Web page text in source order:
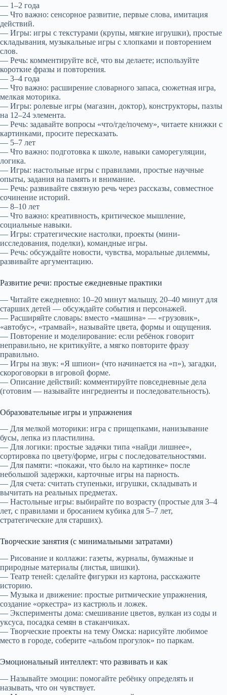
— 1–2 года
— Что важно: сенсорное развитие, первые слова, имитация
действий.
— Игры: игры с текстурами (крупы, мягкие игрушки), простые
складывания, музыкальные игры с хлопками и повторением
слов.
— Речь: комментируйте всё, что вы делаете; используйте
короткие фразы и повторения.
— 3–4 года
— Что важно: расширение словарного запаса, сюжетная игра,
мелкая моторика.
— Игры: ролевые игры (магазин, доктор), конструкторы, пазлы
на 12–24 элемента.
— Речь: задавайте вопросы «что/где/почему», читаете книжки с
картинками, просите пересказать.
— 5–7 лет
— Что важно: подготовка к школе, навыки саморегуляции,
логика.
— Игры: настольные игры с правилами, простые научные
опыты, задания на память и внимание.
— Речь: развивайте связную речь через рассказы, совместное
сочинение историй.
— 8–10 лет
— Что важно: креативность, критическое мышление,
социальные навыки.
— Игры: стратегические настолки, проекты (мини-
исследования, поделки), командные игры.
— Речь: обсуждайте новости, чувства, моральные дилеммы,
развивайте аргументацию.
Развитие речи: простые ежедневные практики
— Читайте ежедневно: 10–20 минут малышу, 20–40 минут для
старших детей — обсуждайте события и персонажей.
— Расширяйте словарь: вместо «машина» — «грузовик»,
«автобус», «трамвай», называйте цвета, формы и ощущения.
— Повторение и моделирование: если ребёнок говорит
неправильно, не критикуйте, а мягко повторите фразу
правильно.
— Игры на звук: «Я шпион» (что начинается на «п»), загадки,
скороговорки в игровой форме.
— Описание действий: комментируйте повседневные дела
(готовим — называйте ингредиенты и последовательность).
Образовательные игры и упражнения
— Для мелкой моторики: игра с прищепками, нанизывание
бусы, лепка из пластилина.
— Для логики: простые задачки типа «найди лишнее»,
сортировка по цвету/форме, игры с последовательностями.
— Для памяти: «покажи, что было на картинке» после
небольшой задержки, карточные игры на парность.
— Для счета: считать ступеньки, игрушки, складывать и
вычитать на реальных предметах.
— Настольные игры: выбирайте по возрасту (простые для 3–4
лет, с правилами и бросанием кубика для 5–7 лет,
стратегические для старших).
Творческие занятия (с минимальными затратами)
— Рисование и коллажи: газеты, журналы, бумажные и
природные материалы (листья, шишки).
— Театр теней: сделайте фигурки из картона, расскажите
историю.
— Музыка и движение: простые ритмические упражнения,
создание «оркестра» из кастрюль и ложек.
— Эксперименты дома: смешивание цветов, вулкан из соды и
уксуса, посадка семян в стаканчиках.
— Творческие проекты на тему Омска: нарисуйте любимое
место в городе, соберите «альбом прогулок» по паркам.
Эмоциональный интеллект: что развивать и как
— Называйте эмоции: помогайте ребёнку определять и
называть, что он чувствует.